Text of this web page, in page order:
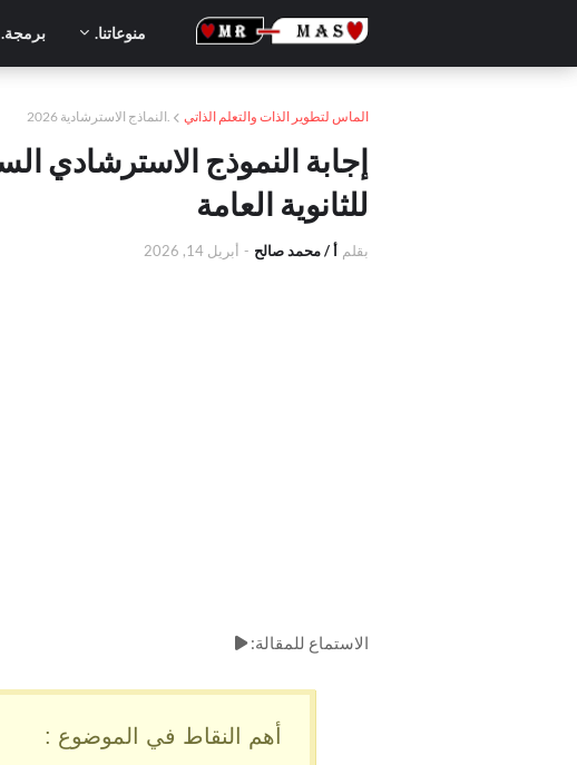
منوعاتنا. برمجة.
الماس لتطوير الذات والتعلم الذاتي .النماذج الاسترشادية 2026
للثانوية العامة
بقلم أ / محمد صالح - أبريل 14, 2026
الاستماع للمقالة:
أهم النقاط في الموضوع :